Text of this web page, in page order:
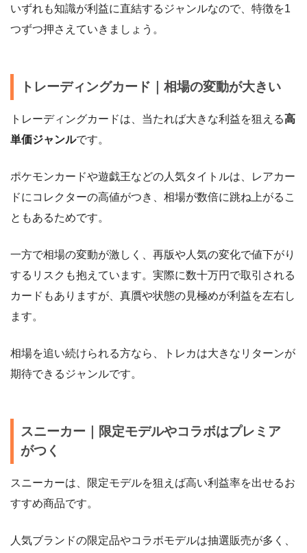
いずれも知識が利益に直結するジャンルなので、特徴を1
つずつ押さえていきましょう。
トレーディングカード｜相場の変動が大きい
トレーディングカードは、当たれば大きな利益を狙える高
単価ジャンルです。
ポケモンカードや遊戯王などの人気タイトルは、レアカー
ドにコレクターの高値がつき、相場が数倍に跳ね上がるこ
ともあるためです。
一方で相場の変動が激しく、再版や人気の変化で値下がり
するリスクも抱えています。実際に数十万円で取引される
カードもありますが、真贋や状態の見極めが利益を左右し
ます。
相場を追い続けられる方なら、トレカは大きなリターンが
期待できるジャンルです。
スニーカー｜限定モデルやコラボはプレミア
がつく
スニーカーは、限定モデルを狙えば高い利益率を出せるお
すすめ商品です。
人気ブランドの限定品やコラボモデルは抽選販売が多く、